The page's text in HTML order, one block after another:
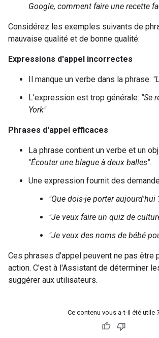
Google, comment faire une recette
Considérez les exemples suivants de
mauvaise qualité et de bonne qualité:
Expressions d'appel incorrectes
Il manque un verbe dans la phrase:
L'expression est trop générale: "Se
York"
Phrases d'appel efficaces
La phrase contient un verbe et un
"Écouter une blague à deux balles".
Une expression fournit des
"Que dois-je porter aujourd'hui
"Je veux faire un quiz de
"Je veux des noms de bébé
Ces phrases d'appel peuvent ne pas être
action. C'est à l'Assistant de déterminer
suggérer aux utilisateurs.
Ce contenu vous a-t-il été utile ?